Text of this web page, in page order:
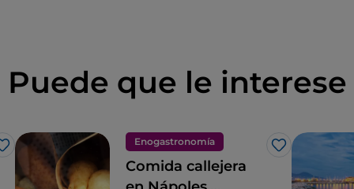
Puede que le interese
Me gusta
Enogastronomía
Me gusta
Comida callejera